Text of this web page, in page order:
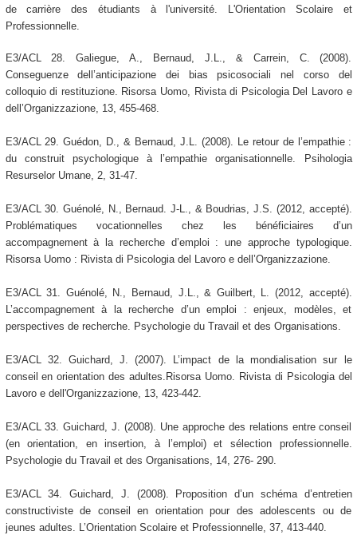
de carrière des étudiants à l'université. L'Orientation Scolaire et
Professionnelle.
E3/ACL 28. Galiegue, A., Bernaud, J.L., & Carrein, C. (2008).
Conseguenze dell’anticipazione dei bias psicosociali nel corso del
colloquio di restituzione. Risorsa Uomo, Rivista di Psicologia Del Lavoro e
dell’Organizzazione, 13, 455-468.
E3/ACL 29. Guédon, D., & Bernaud, J.L. (2008). Le retour de l’empathie :
du construit psychologique à l’empathie organisationnelle. Psihologia
Resurselor Umane, 2, 31-47.
E3/ACL 30. Guénolé, N., Bernaud. J-L., & Boudrias, J.S. (2012, accepté).
Problématiques vocationnelles chez les bénéficiaires d’un
accompagnement à la recherche d’emploi : une approche typologique.
Risorsa Uomo : Rivista di Psicologia del Lavoro e dell’Organizzazione.
E3/ACL 31. Guénolé, N., Bernaud, J.L., & Guilbert, L. (2012, accepté).
L’accompagnement à la recherche d’un emploi : enjeux, modèles, et
perspectives de recherche. Psychologie du Travail et des Organisations.
E3/ACL 32. Guichard, J. (2007). L’impact de la mondialisation sur le
conseil en orientation des adultes.Risorsa Uomo. Rivista di Psicologia del
Lavoro e dell'Organizzazione, 13, 423-442.
E3/ACL 33. Guichard, J. (2008). Une approche des relations entre conseil
(en orientation, en insertion, à l’emploi) et sélection professionnelle.
Psychologie du Travail et des Organisations, 14, 276- 290.
E3/ACL 34. Guichard, J. (2008). Proposition d’un schéma d’entretien
constructiviste de conseil en orientation pour des adolescents ou de
jeunes adultes. L’Orientation Scolaire et Professionnelle, 37, 413-440.